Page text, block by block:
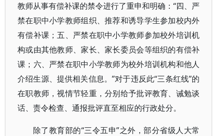
教师从事有偿补课的禁令进行了重申和明确：“四、严
禁在职中小学教师组织、推荐和诱导学生参加校内外
有偿补课；五、严禁在职中小学教师参加校外培训机
构或由其他教师、家长、家长委员会等组织的有偿补
课；六、严禁在职中小学教师为校外培训机构和他人
介绍生源、提供相关信息。”对于违反此“三条红线”的
在职教师，视情节轻重，分别给予批评教育、诫勉谈
话、责令检查、通报批评直至相应的行政处分。
除了教育部的“三令五申”之外，部分省级人大常